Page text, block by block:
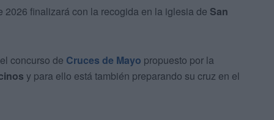
2026 finalizará con la recogida en la iglesia de San
concurso de Cruces de Mayo propuesto por la
y para ello está también preparando su cruz en el